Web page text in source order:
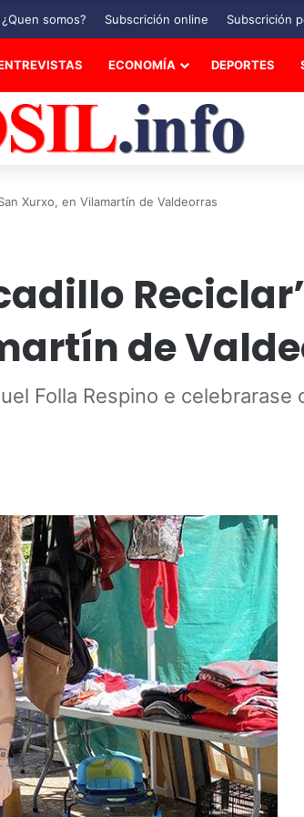
¿Quen somos? Subscrición online Subscrición
ECONOMÍA DEPORTES
Xurxo, en Vilamartín de Valdeorras
de
Folla Respino e